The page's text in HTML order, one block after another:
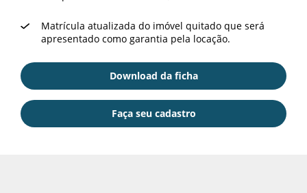
Matrícula atualizada do imóvel quitado que será
apresentado como garantia pela locação.
Download da ficha
Download da ficha
Faça seu cadastro